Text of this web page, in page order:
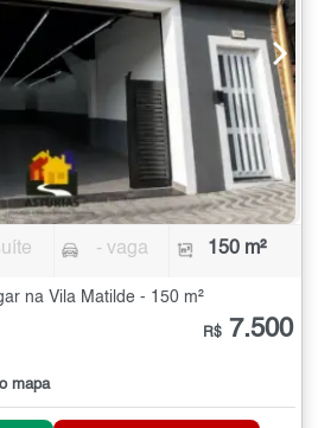
- vaga 150 m²
na Vila Matilde - 150 m²
mapa
R$ 7.500